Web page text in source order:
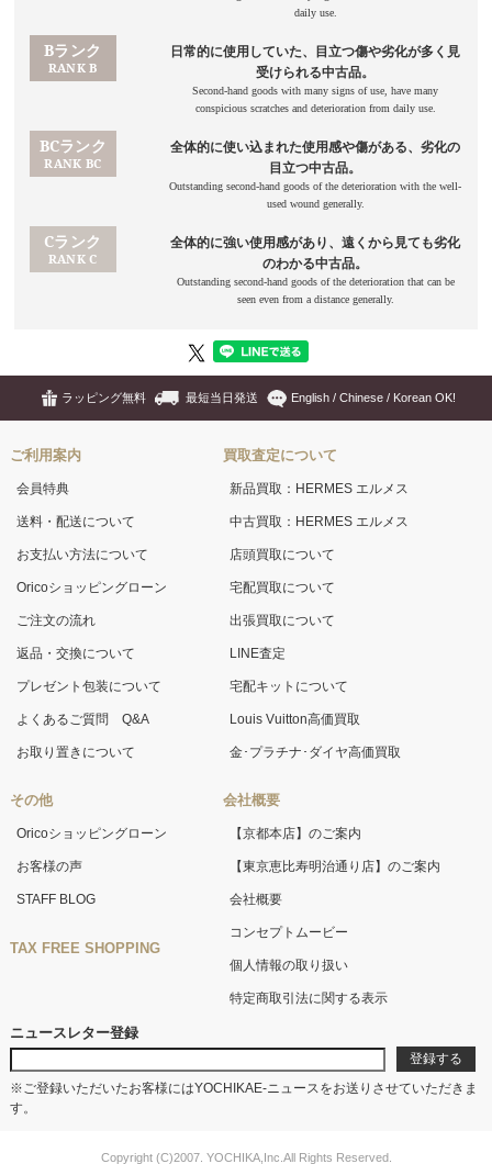
ラッピング無料 最短当日発送 English / Chinese / Korean OK!
ご利用案内
会員特典
送料・配送について
お支払い方法について
Oricoショッピングローン
ご注文の流れ
返品・交換について
プレゼント包装について
よくあるご質問 Q&A
お取り置きについて
その他
Oricoショッピングローン
お客様の声
STAFF BLOG
TAX FREE SHOPPING
買取査定について
新品買取：HERMES エルメス
中古買取：HERMES エルメス
店頭買取について
宅配買取について
出張買取について
LINE査定
宅配キットについて
Louis Vuitton高価買取
金･プラチナ･ダイヤ高価買取
会社概要
【京都本店】のご案内
【東京恵比寿明治通り店】のご案内
会社概要
コンセプトムービー
個人情報の取り扱い
特定商取引法に関する表示
ニュースレター登録
※ご登録いただいたお客様にはYOCHIKAE-ニュースをお送りさせていただきま
す。
Copyright (C)2007. YOCHIKA,Inc.All Rights Reserved.